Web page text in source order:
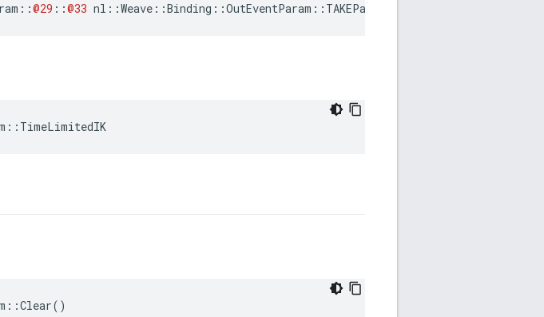
::@29 ::@33 nl ::Weave ::Binding ::OutEventParam :: TAKEParametersRequested